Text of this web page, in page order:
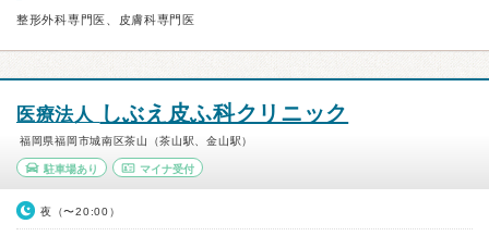
整形外科専門医、皮膚科専門医
医療法人 しぶえ皮ふ科クリニック
福岡県福岡市城南区茶山（茶山駅、金山駅）
駐車場あり マイナ受付
夜（〜20:00）